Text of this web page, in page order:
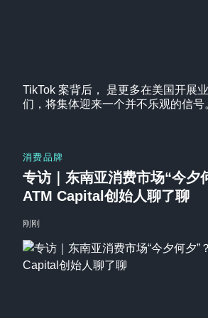
TikTok 案背后， 是更多在美国开展
们，将集体迎来一个并不乐观的信号
消费品牌
专访｜东南亚消费市场“今夕
ATM Capital创始人聊了聊
刚刚